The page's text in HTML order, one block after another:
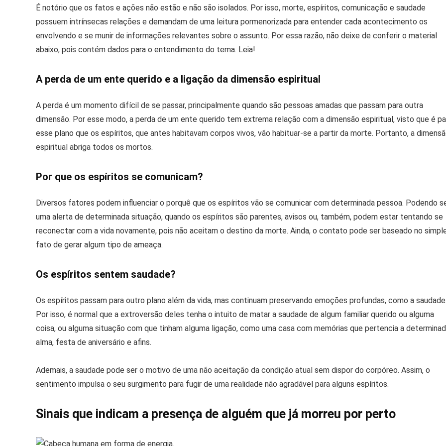
É notório que os fatos e ações não estão e não são isolados. Por isso, morte, espíritos, comunicação e saudade
possuem intrínsecas relações e demandam de uma leitura pormenorizada para entender cada acontecimento os
envolvendo e se munir de informações relevantes sobre o assunto. Por essa razão, não deixe de conferir o material
abaixo, pois contém dados para o entendimento do tema. Leia!
A perda de um ente querido e a ligação da dimensão espiritual
A perda é um momento difícil de se passar, principalmente quando são pessoas amadas que passam para outra
dimensão. Por esse modo, a perda de um ente querido tem extrema relação com a dimensão espiritual, visto que é
esse plano que os espíritos, que antes habitavam corpos vivos, vão habituar-se a partir da morte. Portanto, a
espiritual abriga todos os mortos.
Por que os espíritos se comunicam?
Diversos fatores podem influenciar o porquê que os espíritos vão se comunicar com determinada pessoa. Podendo
uma alerta de determinada situação, quando os espíritos são parentes, avisos ou, também, podem estar tentando se
reconectar com a vida novamente, pois não aceitam o destino da morte. Ainda, o contato pode ser baseado no
fato de gerar algum tipo de ameaça.
Os espíritos sentem saudade?
Os espíritos passam para outro plano além da vida, mas continuam preservando emoções profundas, como a saudade.
Por isso, é normal que a extroversão deles tenha o intuito de matar a saudade de algum familiar querido ou alguma
coisa, ou alguma situação com que tinham alguma ligação, como uma casa com memórias que pertencia a
alma, festa de aniversário e afins.
Ademais, a saudade pode ser o motivo de uma não aceitação da condição atual sem dispor do corpóreo. Assim, o
sentimento impulsa o seu surgimento para fugir de uma realidade não agradável para alguns espíritos.
Sinais que indicam a presença de alguém que já morreu por perto